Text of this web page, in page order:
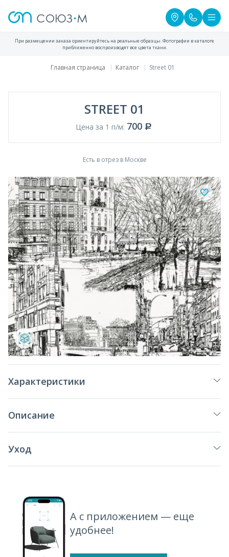
При размещении заказа ориентируйтесь на реальные образцы. Фотографии в каталоге
приближенно воспроизводят все цвета ткани.
Главная страница Каталог Street 01
STREET 01
Цена за 1 п/м: 700
Есть в отрез в Москве
Характеристики
Описание
Уход
А с приложением — еще
удобнее!